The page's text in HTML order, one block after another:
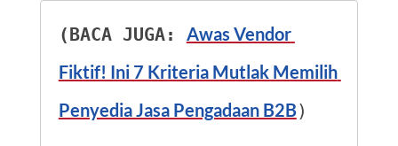
(BACA JUGA: Awas Vendor
Fiktif! Ini 7 Kriteria Mutlak Memilih
Penyedia Jasa Pengadaan B2B)